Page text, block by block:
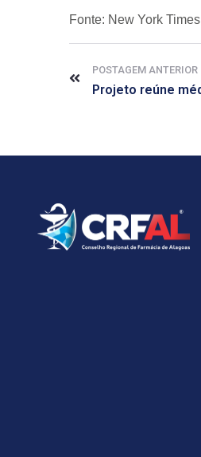
Fonte: New York Times
POSTAGEM ANTERIOR